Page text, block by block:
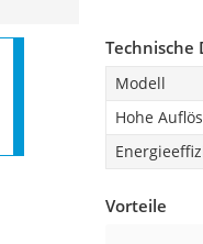
Technische
Modell
Hohe
Vorteile